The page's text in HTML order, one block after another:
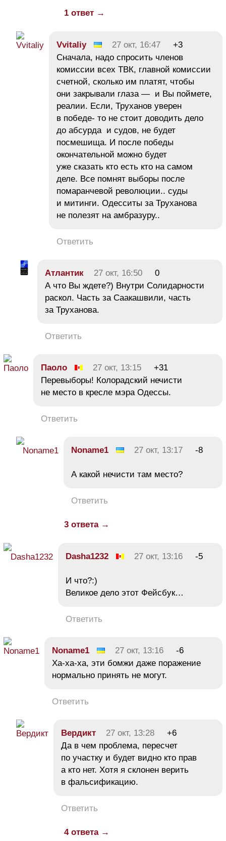
1 ответ →
Vvitaliy 27 окт, 16:47
+3
Сначала, надо спросить членов
комиссии всех ТВК, главной комиссии
счетной, сколько им платят, чтобы
они закрывали глаза — и Вы поймете,
реалии. Если, Труханов уверен
в победе- то не стоит доводить дело
до абсурда и судов, не будет
посмешища. И после победы
окончательной можно будет
уже сказать кто есть кто на самом
деле. Все помнят выборы после
помаранчевой революции.. суды
и митинги. Одесситы за Труханова
не полезят на амбразуру..
Ответить
Атлантик 27 окт, 16:50
0
А что Вы ждете?) Внутри Солидарности
раскол. Часть за Саакашвили, часть
за Труханова.
Ответить
Паоло 27 окт, 13:15
+31
Перевыборы! Колорадский нечисти
не место в кресле мэра Одессы.
Ответить
Noname1 27 окт, 13:17 -8
А какой нечисти там место?
Ответить
3 ответа →
Dasha1232 27 окт, 13:16 -5
И что?:)
Великое дело этот Фейсбук…
Ответить
Noname1 27 окт, 13:16
-6
Ха-ха-ха, эти бомжи даже поражение
нормально принять не могут.
Ответить
Вердикт 27 окт, 13:28
+6
Да в чем проблема, пересчет
по участку и будет видно кто прав
а кто нет. Хотя я склонен верить
в фальсификацию.
Ответить
4 ответа →